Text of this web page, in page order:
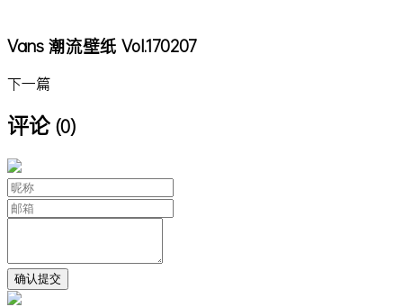
Vans 潮流壁纸 Vol.170207
下一篇
评论 (0)